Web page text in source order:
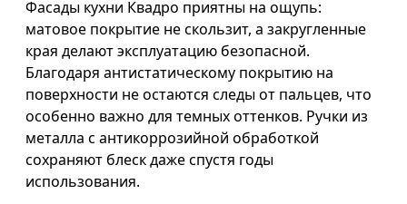
Фасады кухни Квадро приятны на ощупь:
матовое покрытие не скользит, а закругленные
края делают эксплуатацию безопасной.
Благодаря антистатическому покрытию на
поверхности не остаются следы от пальцев, что
особенно важно для темных оттенков. Ручки из
металла с антикоррозийной обработкой
сохраняют блеск даже спустя годы
использования.